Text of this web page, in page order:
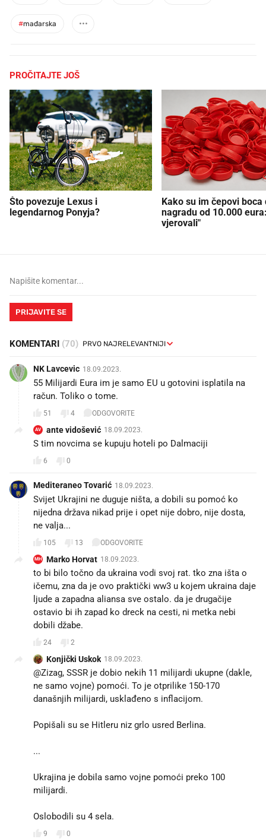
#mađarska
PROČITAJTE JOŠ
Što povezuje Lexus i
legendarnog Ponyja?
Kako su im čepovi boca
nagradu od 10.000
vjerovali"
PRIJAVITE SE
KOMENTARI (70)
NK Lavcevic 18.09.2023.
55 Milijardi Eura im je samo EU u gotovini isplatila na
račun. Toliko o tome.
51 4 ODGOVORITE
AV ante vidošević 18.09.2023.
S tim novcima se kupuju hoteli po Dalmaciji
6 0
Mediteraneo Tovarić 18.09.2023.
Svijet Ukrajini ne duguje ništa, a dobili su pomoć ko
nijedna država nikad prije i opet nije dobro, nije dosta,
ne valja...
105 13 ODGOVORITE
MH Marko Horvat 18.09.2023.
to bi bilo točno da ukraina vodi svoj rat. tko zna išta o
ičemu, zna da je ovo praktički ww3 u kojem ukraina daje
ljude a zapadna aliansa sve ostalo. da je drugačije
ostavio bi ih zapad ko dreck na cesti, ni metka nebi
dobili džabe.
24 2
Konjički Uskok 18.09.2023.
@Zizag, SSSR je dobio nekih 11 milijardi ukupne (dakle,
ne samo vojne) pomoći. To je otprilike 150-170
današnjih milijardi, usklađeno s inflacijom.
Popišali su se Hitleru niz grlo usred Berlina.
...
Ukrajina je dobila samo vojne pomoći preko 100
milijardi.
Oslobodili su 4 sela.
9 0